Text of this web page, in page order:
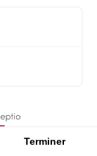
Terminer